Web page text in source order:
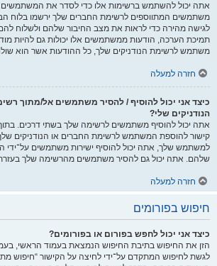
אתה יכול להשתמש ברשימות אלו כדי לסדר את
משתמשים המתווספים לרשימת החברים שלך ירשמו בלוח
לגישה מהירה כדי לראות את מצב החיבור שלהם ולשלוח להם
תמיכת הערכה, הודעות ממשתמשים אלו יכולות גם להיות
משתמש לרשימת הנודניקים שלך, כל ההודעות אשר הוא
חזרה למעלה
כיצד אני יכול להוסיף / להסיר משתמשים אל/מתוך
הנודניקים שלי?
אתה יכול להוסיף משתמשים לרשימה שלך בשתי דרכים.
קישור להוספת המשתמש לרשימת החברים או הנודניקים
למשתמש שלך, אתה יכול להוסיף ישירות משתמשים
שלהם. אתה יכול גם להסיר משתמשים מהרשימה שלך בעזרת
חזרה למעלה
חיפוש בפורומים
כיצד אני יכול לחפש בפורום או בפורומים?
הזן את החיפוש בתיבת החיפוש הנמצאת בעמוד הראשי,
לגשת לחיפוש המתקדם על־ידי לחיצה על הקישור “חיפוש